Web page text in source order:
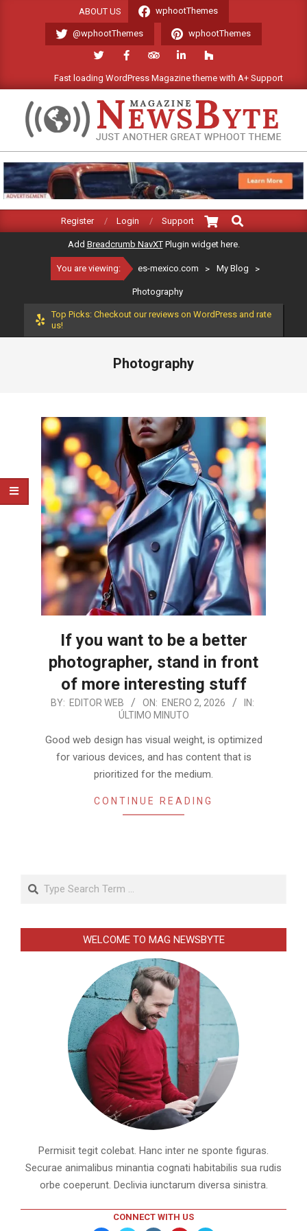
ABOUT US wphootThemes
@wphootThemes wphootThemes
Fast loading WordPress Magazine theme with A+ Support.
ES-
MEXICO.COM
Navigation
Register Login Support
Search
Add Breadcrumb NavXTPlugin widget here.
You are viewing: es-mexico.com > My Blog >
Photography
Top Picks: Checkout our reviews on WordPress and rate
us!
Photography
If you want to be a better
photographer, stand in front
of more interesting stuff
2026-
02
BY: EDITOR WEB ON: ENERO 2, 2026
IN:
ÚLTIMO MINUTO
Good web design has visual weight, is optimized
for various devices, and has content that is
prioritized for the medium.
CONTINUE READING
Search
WELCOME TO MAG NEWSBYTE
Permisit tegit colebat. Hanc inter ne sponte figuras.
Securae animalibus minantia cognati habitabilis sua rudis
orbe coeperunt. Declivia iunctarum diversa sinistra.
CONNECT WITH US